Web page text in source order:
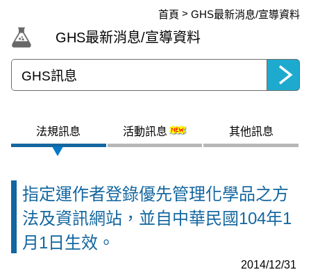
GHS最新消息/宣導資料
首頁 GHS最新消息/宣導資料
選擇頁面
法規訊息
活動訊息 其他訊息
指定運作者登錄優先管理化學品之方
法及資訊網站，並自中華民國104年1
月1日生效。
2014/12/31